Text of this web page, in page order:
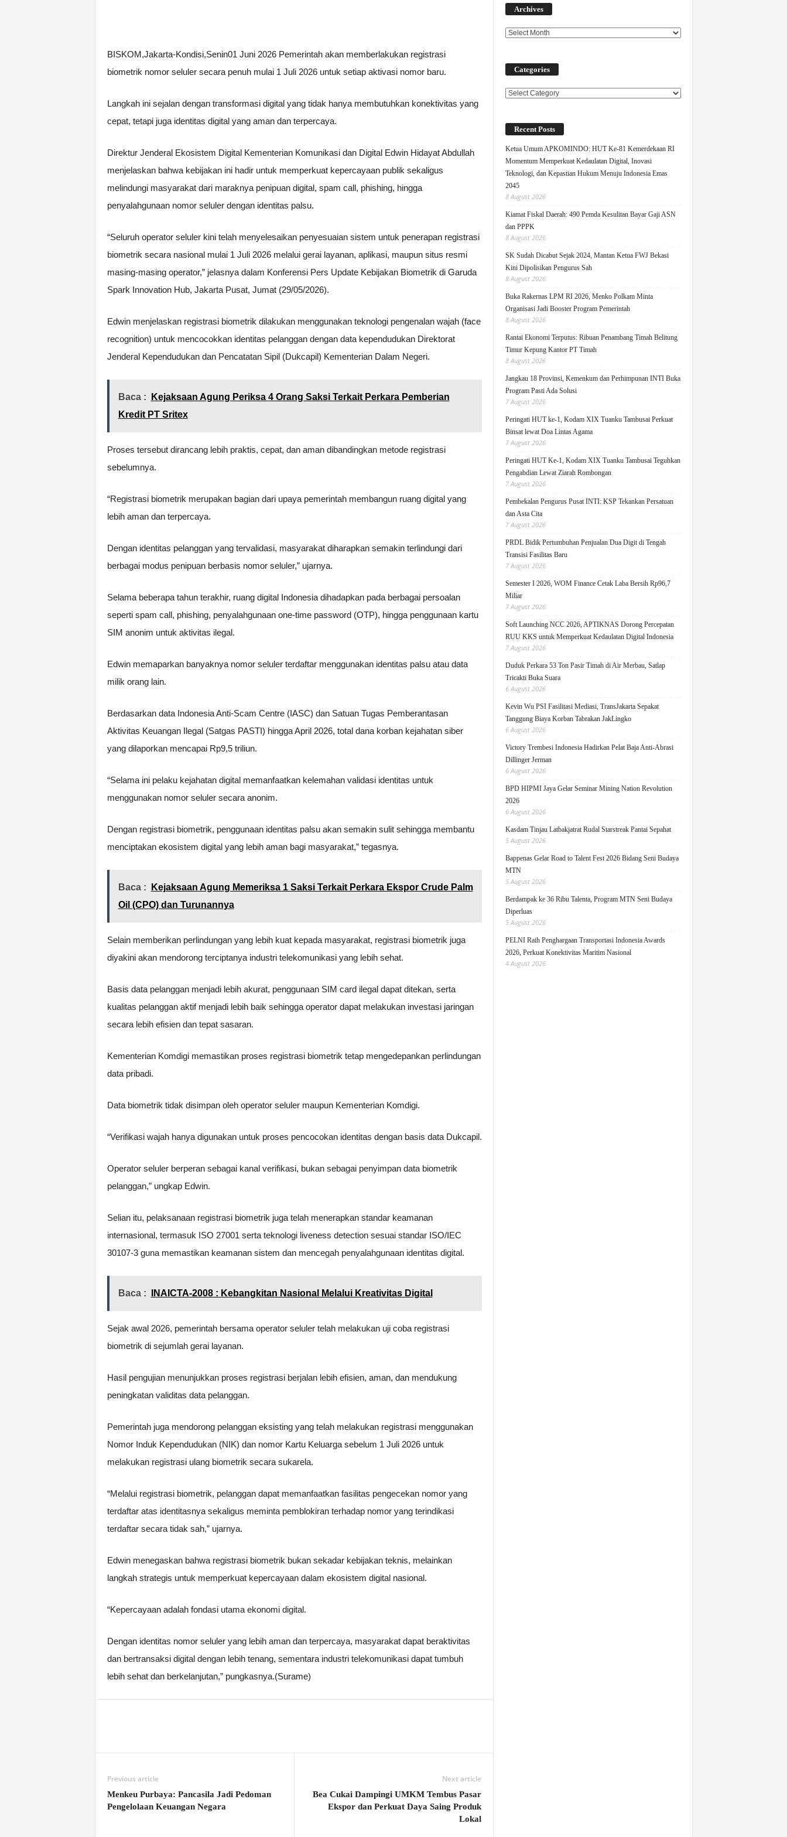
BISKOM,Jakarta-Kondisi,Senin01 Juni 2026 Pemerintah akan memberlakukan registrasi
biometrik nomor seluler secara penuh mulai 1 Juli 2026 untuk setiap aktivasi nomor baru.
Langkah ini sejalan dengan transformasi digital yang tidak hanya membutuhkan konektivitas yang
cepat, tetapi juga identitas digital yang aman dan terpercaya.
Direktur Jenderal Ekosistem Digital Kementerian Komunikasi dan Digital Edwin Hidayat Abdullah
menjelaskan bahwa kebijakan ini hadir untuk memperkuat kepercayaan publik sekaligus
melindungi masyarakat dari maraknya penipuan digital, spam call, phishing, hingga
penyalahgunaan nomor seluler dengan identitas palsu.
“Seluruh operator seluler kini telah menyelesaikan penyesuaian sistem untuk penerapan registrasi
biometrik secara nasional mulai 1 Juli 2026 melalui gerai layanan, aplikasi, maupun situs resmi
masing-masing operator,” jelasnya dalam Konferensi Pers Update Kebijakan Biometrik di Garuda
Spark Innovation Hub, Jakarta Pusat, Jumat (29/05/2026).
Edwin menjelaskan registrasi biometrik dilakukan menggunakan teknologi pengenalan wajah (face
recognition) untuk mencocokkan identitas pelanggan dengan data kependudukan Direktorat
Jenderal Kependudukan dan Pencatatan Sipil (Dukcapil) Kementerian Dalam Negeri.
Baca :
Kejaksaan Agung Periksa 4 Orang Saksi Terkait Perkara Pemberian
Kredit PT Sritex
Proses tersebut dirancang lebih praktis, cepat, dan aman dibandingkan metode registrasi
sebelumnya.
“Registrasi biometrik merupakan bagian dari upaya pemerintah membangun ruang digital yang
lebih aman dan terpercaya.
Dengan identitas pelanggan yang tervalidasi, masyarakat diharapkan semakin terlindungi dari
berbagai modus penipuan berbasis nomor seluler,” ujarnya.
Selama beberapa tahun terakhir, ruang digital Indonesia dihadapkan pada berbagai persoalan
seperti spam call, phishing, penyalahgunaan one-time password (OTP), hingga penggunaan kartu
SIM anonim untuk aktivitas ilegal.
Edwin memaparkan banyaknya nomor seluler terdaftar menggunakan identitas palsu atau data
milik orang lain.
Berdasarkan data Indonesia Anti-Scam Centre (IASC) dan Satuan Tugas Pemberantasan
Aktivitas Keuangan Ilegal (Satgas PASTI) hingga April 2026, total dana korban kejahatan siber
yang dilaporkan mencapai Rp9,5 triliun.
“Selama ini pelaku kejahatan digital memanfaatkan kelemahan validasi identitas untuk
menggunakan nomor seluler secara anonim.
Dengan registrasi biometrik, penggunaan identitas palsu akan semakin sulit sehingga membantu
menciptakan ekosistem digital yang lebih aman bagi masyarakat,” tegasnya.
Baca :
Kejaksaan Agung Memeriksa 1 Saksi Terkait Perkara Ekspor Crude Palm
Oil (CPO) dan Turunannya
Selain memberikan perlindungan yang lebih kuat kepada masyarakat, registrasi biometrik juga
diyakini akan mendorong terciptanya industri telekomunikasi yang lebih sehat.
Basis data pelanggan menjadi lebih akurat, penggunaan SIM card ilegal dapat ditekan, serta
kualitas pelanggan aktif menjadi lebih baik sehingga operator dapat melakukan investasi jaringan
secara lebih efisien dan tepat sasaran.
Kementerian Komdigi memastikan proses registrasi biometrik tetap mengedepankan perlindungan
data pribadi.
Data biometrik tidak disimpan oleh operator seluler maupun Kementerian Komdigi.
“Verifikasi wajah hanya digunakan untuk proses pencocokan identitas dengan basis data Dukcapil.
Operator seluler berperan sebagai kanal verifikasi, bukan sebagai penyimpan data biometrik
pelanggan,” ungkap Edwin.
Selian itu, pelaksanaan registrasi biometrik juga telah menerapkan standar keamanan
internasional, termasuk ISO 27001 serta teknologi liveness detection sesuai standar ISO/IEC
30107-3 guna memastikan keamanan sistem dan mencegah penyalahgunaan identitas digital.
Baca : INAICTA-2008 : Kebangkitan Nasional Melalui Kreativitas Digital
Sejak awal 2026, pemerintah bersama operator seluler telah melakukan uji coba registrasi
biometrik di sejumlah gerai layanan.
Hasil pengujian menunjukkan proses registrasi berjalan lebih efisien, aman, dan mendukung
peningkatan validitas data pelanggan.
Pemerintah juga mendorong pelanggan eksisting yang telah melakukan registrasi menggunakan
Nomor Induk Kependudukan (NIK) dan nomor Kartu Keluarga sebelum 1 Juli 2026 untuk
melakukan registrasi ulang biometrik secara sukarela.
“Melalui registrasi biometrik, pelanggan dapat memanfaatkan fasilitas pengecekan nomor yang
terdaftar atas identitasnya sekaligus meminta pemblokiran terhadap nomor yang terindikasi
terdaftar secara tidak sah,” ujarnya.
Edwin menegaskan bahwa registrasi biometrik bukan sekadar kebijakan teknis, melainkan
langkah strategis untuk memperkuat kepercayaan dalam ekosistem digital nasional.
“Kepercayaan adalah fondasi utama ekonomi digital.
Dengan identitas nomor seluler yang lebih aman dan terpercaya, masyarakat dapat beraktivitas
dan bertransaksi digital dengan lebih tenang, sementara industri telekomunikasi dapat tumbuh
lebih sehat dan berkelanjutan,” pungkasnya.(Surame)
Previous article
Menkeu Purbaya: Pancasila Jadi Pedoman
Pengelolaan Keuangan Negara
Next article
Bea Cukai Dampingi UMKM Tembus Pasar
Ekspor dan Perkuat Daya Saing Produk
Lokal
Archives
Categories
Categories
Recent Posts
Ketua Umum APKOMINDO: HUT Ke-81 Kemerdekaan RI
Momentum Memperkuat Kedaulatan Digital, Inovasi
Teknologi, dan Kepastian Hukum Menuju Indonesia Emas
2045
8 August 2026
Kiamat Fiskal Daerah: 490 Pemda Kesulitan Bayar Gaji ASN
dan PPPK
8 August 2026
SK Sudah Dicabut Sejak 2024, Mantan Ketua FWJ Bekasi
Kini Dipolisikan Pengurus Sah
8 August 2026
Buka Rakernas LPM RI 2026, Menko Polkam Minta
Organisasi Jadi Booster Program Pemerintah
8 August 2026
Rantai Ekonomi Terputus: Ribuan Penambang Timah Belitung
Timur Kepung Kantor PT Timah
8 August 2026
Jangkau 18 Provinsi, Kemenkum dan Perhimpunan INTI Buka
Program Pasti Ada Solusi
7 August 2026
Peringati HUT ke-1, Kodam XIX Tuanku Tambusai Perkuat
Binsat lewat Doa Lintas Agama
7 August 2026
Peringati HUT Ke-1, Kodam XIX Tuanku Tambusai Teguhkan
Pengabdian Lewat Ziarah Rombongan
7 August 2026
Pembekalan Pengurus Pusat INTI: KSP Tekankan Persatuan
dan Asta Cita
7 August 2026
PRDL Bidik Pertumbuhan Penjualan Dua Digit di Tengah
Transisi Fasilitas Baru
7 August 2026
Semester I 2026, WOM Finance Cetak Laba Bersih Rp96,7
Miliar
7 August 2026
Soft Launching NCC 2026, APTIKNAS Dorong Percepatan
RUU KKS untuk Memperkuat Kedaulatan Digital Indonesia
7 August 2026
Duduk Perkara 53 Ton Pasir Timah di Air Merbau, Satlap
Tricakti Buka Suara
6 August 2026
Kevin Wu PSI Fasilitasi Mediasi, TransJakarta Sepakat
Tanggung Biaya Korban Tabrakan JakLingko
6 August 2026
Victory Trembesi Indonesia Hadirkan Pelat Baja Anti-Abrasi
Dillinger Jerman
6 August 2026
BPD HIPMI Jaya Gelar Seminar Mining Nation Revolution
2026
6 August 2026
Kasdam Tinjau Latbakjatrat Rudal Starstreak Pantai Sepahat
5 August 2026
Bappenas Gelar Road to Talent Fest 2026 Bidang Seni Budaya
MTN
5 August 2026
Berdampak ke 36 Ribu Talenta, Program MTN Seni Budaya
Diperluas
5 August 2026
PELNI Raih Penghargaan Transportasi Indonesia Awards
2026, Perkuat Konektivitas Maritim Nasional
4 August 2026